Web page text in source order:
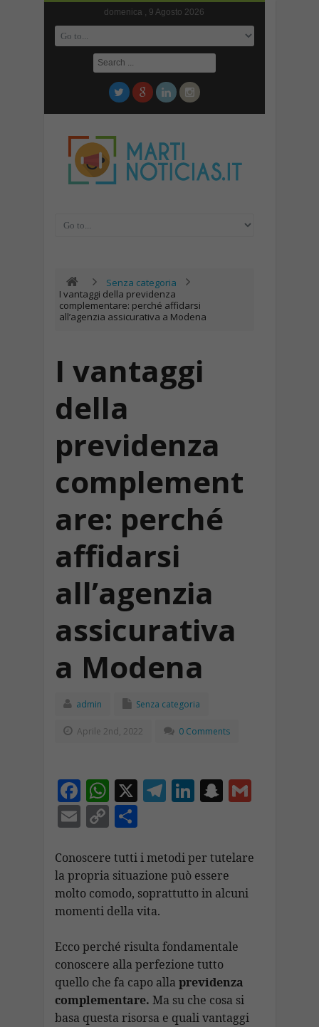
domenica , 9 Agosto 2026
Senza categoria
I vantaggi della previdenza
complementare: perché affidarsi
all’agenzia assicurativa a Modena
I vantaggi
della
previdenza
complement
are: perché
affidarsi
all’agenzia
assicurativa
a Modena
admin Senza categoria
Aprile 2nd, 2022 0 Comments
F
ac
e
b
o
o
W
h
at
s
A
p
X T
gr
a
m
Li
e
dI
n
S
p
c
h
G
l
E
ai
l
C
p
y
Li
k
C
n
di
vi
Conoscere tutti i metodi per tutelare
la propria situazione può essere
molto comodo, soprattutto in alcuni
momenti della vita.
Ecco perché risulta fondamentale
conoscere alla perfezione tutto
quello che fa capo allaprevidenza
complementare. Ma su che cosa si
basa questa risorsa e quali vantaggi